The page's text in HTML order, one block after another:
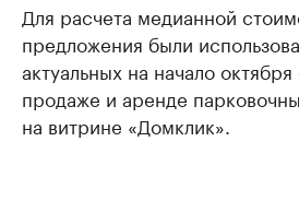
Для расчета медианной
предложения были
актуальных на начало
продаже и аренде
на витрине «Домклик».